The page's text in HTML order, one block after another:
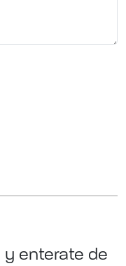
y enterate de